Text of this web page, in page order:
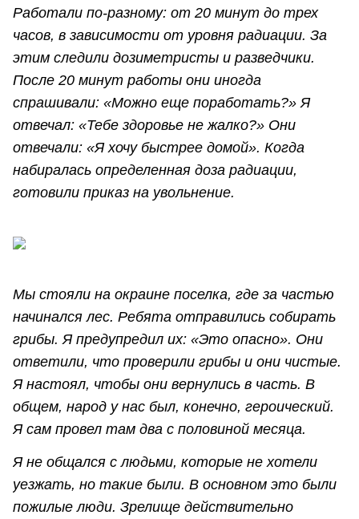
Работали по-разному: от 20 минут до трех
часов, в зависимости от уровня радиации. За
этим следили дозиметристы и разведчики.
После 20 минут работы они иногда
спрашивали: «Можно еще поработать?» Я
отвечал: «Тебе здоровье не жалко?» Они
отвечали: «Я хочу быстрее домой». Когда
набиралась определенная доза радиации,
готовили приказ на увольнение.
Мы стояли на окраине поселка, где за частью
начинался лес. Ребята отправились собирать
грибы. Я предупредил их: «Это опасно». Они
ответили, что проверили грибы и они чистые.
Я настоял, чтобы они вернулись в часть. В
общем, народ у нас был, конечно, героический.
Я сам провел там два с половиной месяца.
Я не общался с людьми, которые не хотели
уезжать, но такие были. В основном это были
пожилые люди. Зрелище действительно